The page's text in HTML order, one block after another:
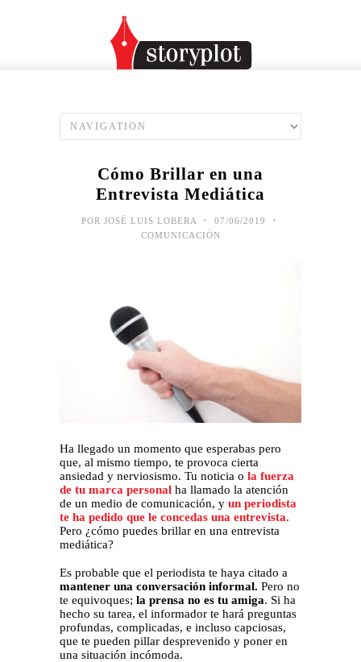
Cómo Brillar en una
Entrevista Mediática
POR JOSÉ LUIS LOBERA • 07/06/2019 •
COMUNICACIÓN
Ha llegado un momento que esperabas pero
que, al mismo tiempo, te provoca cierta
ansiedad y nerviosismo. Tu noticia o la fuerza
de tu marca personal ha llamado la atención
de un medio de comunicación, y un periodista
te ha pedido que le concedas una entrevista.
Pero ¿cómo puedes brillar en una entrevista
mediática?
Es probable que el periodista te haya citado a
mantener una conversación informal. Pero no
te equivoques; la prensa no es tu amiga. Si ha
hecho su tarea, el informador te hará preguntas
profundas, complicadas, e incluso capciosas,
que te pueden pillar desprevenido y poner en
una situación incómoda.